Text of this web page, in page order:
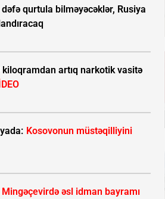
qurtula bilməyəcəklər, Rusiya
artıq narkotik vasitə
Kosovonun müstəqilliyini
Mingəçevirdə əsl idman bayramı